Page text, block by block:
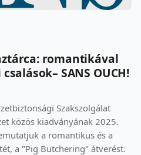
romantikával
SANS OUCH!
Szakszolgálat
közös kiadványának 2025.
a romantikus és a
a "Pig Butchering" átverést.